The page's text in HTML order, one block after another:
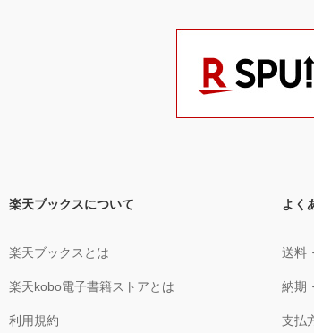
楽天ブックスについて
楽天ブックスとは
楽天kobo電子書籍ストアとは
利用規約
よく
送料
納期
支払